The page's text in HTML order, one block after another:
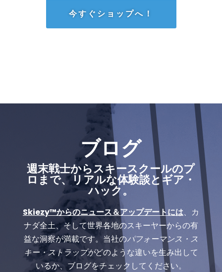
今すぐショップへ！
ブログ
週末戦士からスキースクールのプ
ロまで、リアルな体験談とギア・
ハック。
Skiezy™からのニュース＆アップデートには、カ
ナダ全土、そして世界各地のスキーヤーからの有
益な洞察が満載です。当社のパフォーマンス・ス
キー・ストラップがどのような違いを生み出して
いるか、ブログをチェックしてください。